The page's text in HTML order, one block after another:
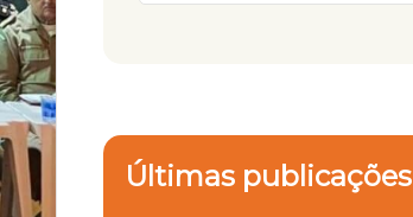
Últimas publicações